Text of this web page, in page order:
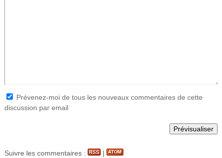
Prévenez-moi de tous les nouveaux commentaires de cette
discussion par email
Suivre les commentaires : |